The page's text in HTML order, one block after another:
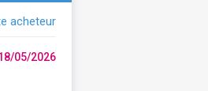
acheteur
05/2026